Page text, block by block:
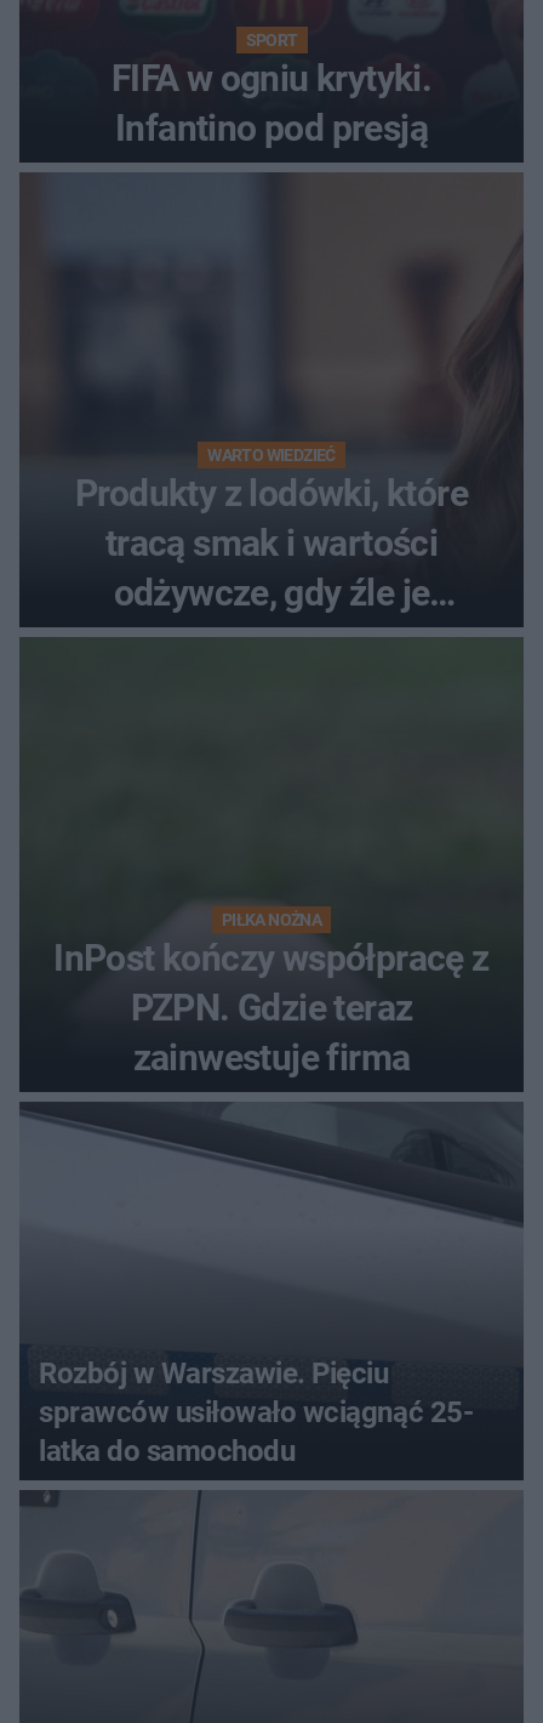
SPORT
FIFA w ogniu krytyki.
Infantino pod presją
WARTO WIEDZIEĆ
Produkty z lodówki, które
tracą smak i wartości
odżywcze, gdy źle je
przechowujesz. Uczestniczka
PIŁKA NOŻNA
InPost kończy współpracę z
PZPN. Gdzie teraz
zainwestuje firma
Rozbój w Warszawie. Pięciu
sprawców usiłowało wciągnąć 25-
latka do samochodu